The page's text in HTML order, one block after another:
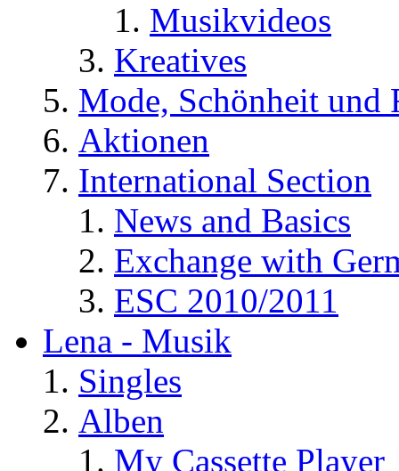
Musikvideos
Kreatives
Mode, Schönheit und
Aktionen
International Section
News and Basics
Exchange with
ESC 2010/2011
Lena - Musik
Singles
Alben
My Cassette Player